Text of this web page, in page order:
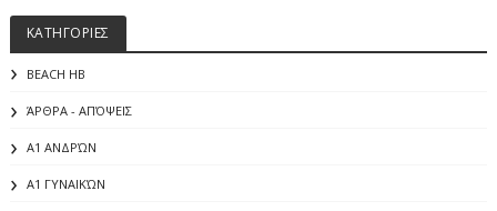
ΚΑΤΗΓΟΡΙΕΣ
BEACH HB
ΆΡΘΡΑ - ΑΠΌΨΕΙΣ
Α1 ΑΝΔΡΏΝ
Α1 ΓΥΝΑΙΚΏΝ